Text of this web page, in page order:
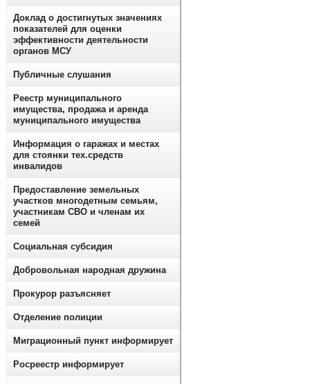
Доклад о достигнутых значениях
показателей для оценки
эффективности деятельности
органов МСУ
Публичные слушания
Реестр муниципального
имущества, продажа и аренда
муниципального имущества
Информация о гаражах и местах
для стоянки тех.средств
инвалидов
Предоставление земельных
участков многодетным семьям,
участникам СВО и членам их
семей
Социальная субсидия
Добровольная народная дружина
Прокурор разъясняет
Отделение полиции
Миграционный пункт информирует
Росреестр информирует